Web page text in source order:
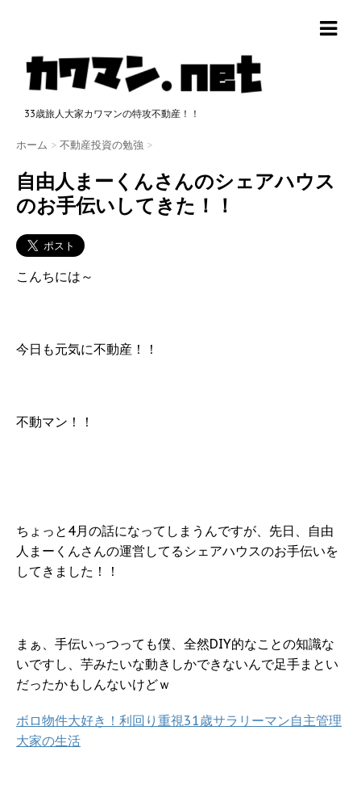
33歳旅人大家カワマンの特攻不動産！！
ホーム > 不動産投資の勉強 >
自由人まーくんさんのシェアハウス
のお手伝いしてきた！！
こんちには～
今日も元気に不動産！！
不動マン！！
ちょっと4月の話になってしまうんですが、先日、自由
人まーくんさんの運営してるシェアハウスのお手伝いを
してきました！！
まぁ、手伝いっつっても僕、全然DIY的なことの知識な
いですし、芋みたいな動きしかできないんで足手まとい
だったかもしんないけどｗ
ボロ物件大好き！利回り重視31歳サラリーマン自主管理
大家の生活